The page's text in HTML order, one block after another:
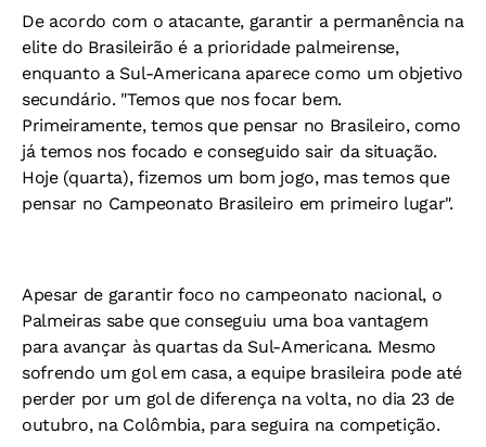
De acordo com o atacante, garantir a permanência na
elite do Brasileirão é a prioridade palmeirense,
enquanto a Sul-Americana aparece como um objetivo
secundário. "Temos que nos focar bem.
Primeiramente, temos que pensar no Brasileiro, como
já temos nos focado e conseguido sair da situação.
Hoje (quarta), fizemos um bom jogo, mas temos que
pensar no Campeonato Brasileiro em primeiro lugar".
Apesar de garantir foco no campeonato nacional, o
Palmeiras sabe que conseguiu uma boa vantagem
para avançar às quartas da Sul-Americana. Mesmo
sofrendo um gol em casa, a equipe brasileira pode até
perder por um gol de diferença na volta, no dia 23 de
outubro, na Colômbia, para seguira na competição.